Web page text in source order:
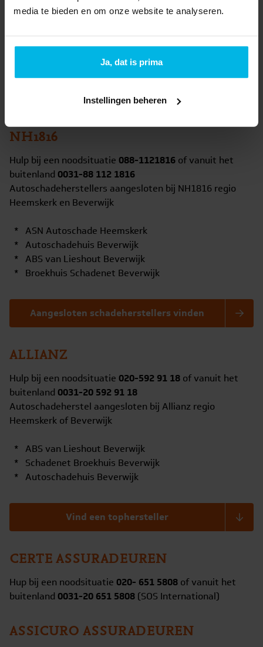
media te bieden en om onze website te analyseren.
Ja, dat is prima
Instellingen beheren
Fabian Jongmans van Brantjes Verzekeringenop
Gestolen Voertuigen)
NH1816
Hulp bij een noodsituatie 088-1121816 of vanuit het
buitenland 0031-88 112 1816
Autoschadeherstellers aangesloten bij NH1816 regio
Heemskerk en Beverwijk
* ASN Autoschade Heemskerk
* Autoschadehuis Beverwijk
* ABS van Lieshout Beverwijk
* Broekhuis Schadenet Beverwijk
Aangesloten schadeherstellers vinden
ALLIANZ
Hulp bij een noodsituatie 020-592 91 18 of vanuit het
buitenland 0031-20 592 91 18
Autoschadeherstel aangesloten bij Allianz regio
Heemskerk of Beverwijk
* ABS van Lieshout Beverwijk
* Schadenet Broekhuis Beverwijk
* Autoschadehuis Beverwijk
Vind een tophersteller
CERTE ASSURADEUREN
Hup bij een noodsituatie 020- 651 5808 of vanuit het
buitenland 0031-20 651 5808 (SOS International)
ASSICURO ASSURADEUREN